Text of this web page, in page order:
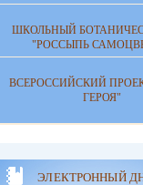
ШКОЛЬНЫЙ
"РОССЫПЬ
ВСЕРОССИЙСКИЙ
ГЕРОЯ"
ЭЛЕКТРОННЫЙ